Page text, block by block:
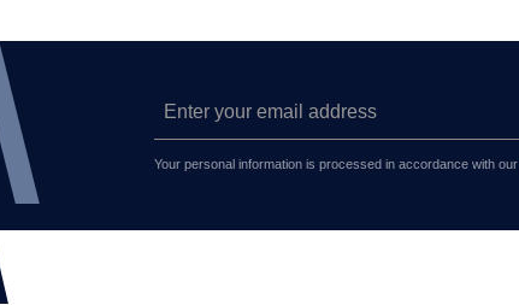
Your personal information is processed in accordance with our